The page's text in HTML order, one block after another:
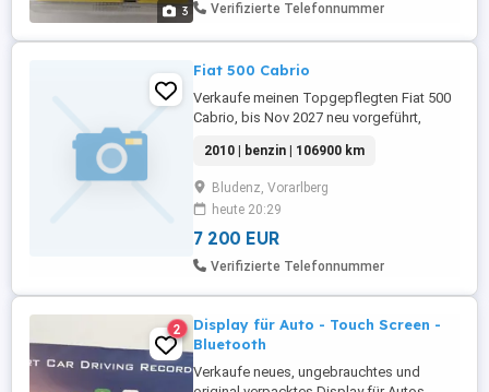
3 Verifizierte Telefonnummer
Fiat 500 Cabrio
Verkaufe meinen Topgepflegten Fiat 500
Cabrio, bis Nov 2027 neu vorgeführt,
mehr erneuert, somit ist das Auto in einem
perfekten techn. Zustand, und natürlich
auch in einem tollen optischen Zustand.
Das Baby ist in einem Retro Hellblau mit
schwarzem Faltdach ...
2010 | benzin | 106900 km
Bludenz, Vorarlberg
heute 20:29
7 200 EUR
Verifizierte Telefonnummer
2
Display für Auto - Touch Screen -
Bluetooth
Verkaufe neues, ungebrauchtes und